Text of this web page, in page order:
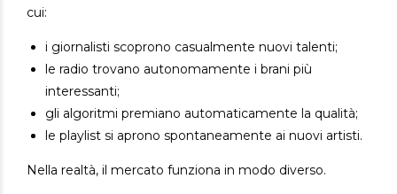
cui:
i giornalisti scoprono casualmente nuovi talenti;
le radio trovano autonomamente i brani più
interessanti;
gli algoritmi premiano automaticamente la qualità;
le playlist si aprono spontaneamente ai nuovi artisti.
Nella realtà, il mercato funziona in modo diverso.